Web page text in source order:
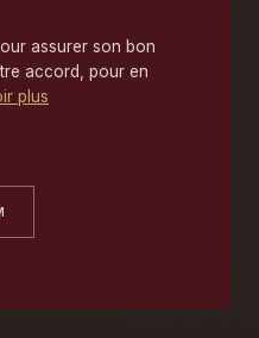
assurer son bon
accord, pour en
plus